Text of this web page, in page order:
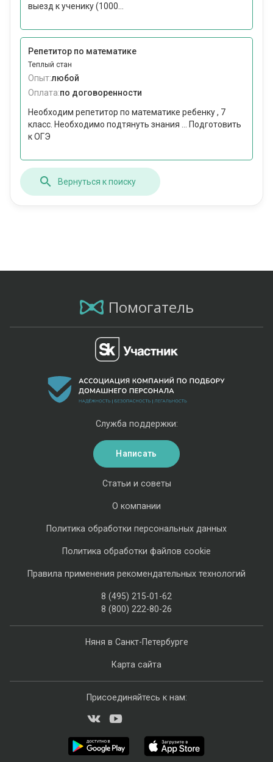
выезд к ученику (1000...
Репетитор по математике
Теплый стан
Опыт:любой
Оплата:по договоренности
Необходим репетитор по математике ребенку , 7
класс. Необходимо подтянуть знания ... Подготовить
к ОГЭ
Вернуться к поиску
Помогатель
Няня в Санкт-Петербурге
Карта сайта
Статьи и советы
О компании
Политика обработки персональных данных
Политика обработки файлов cookie
Правила применения рекомендательных технологий
8 (495) 215-01-62
8 (800) 222-80-26
Служба поддержки:
Написать
Присоединяйтесь к нам: